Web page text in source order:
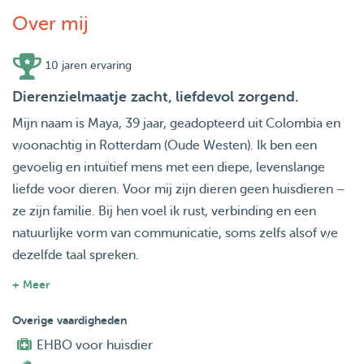
Over mij
10 jaren ervaring
Dierenzielmaatje zacht, liefdevol zorgend.
Mijn naam is Maya, 39 jaar, geadopteerd uit Colombia en
woonachtig in Rotterdam (Oude Westen). Ik ben een
gevoelig en intuïtief mens met een diepe, levenslange
liefde voor dieren. Voor mij zijn dieren geen huisdieren –
ze zijn familie. Bij hen voel ik rust, verbinding en een
natuurlijke vorm van communicatie, soms zelfs alsof we
dezelfde taal spreken.
Nederland gezorgd voor honden en katten en ook op
huizen gepast. Van Texel tot in de stad – overal ben ik met
+ Meer
Overige vaardigheden
EHBO voor huisdier